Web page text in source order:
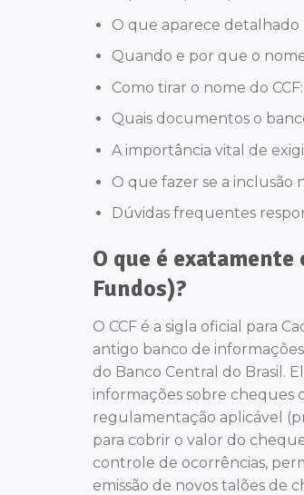
O que aparece
Quando e por que o
Como tirar o nome do
Quais documentos o
A importância vital de
O que fazer se a inclusão
Dúvidas frequentes
O que é
Fundos)?
O CCF é a sigla oficial para
antigo banco de
do Banco Central do Brasil.
informações sobre cheques
regulamentação aplicável
para cobrir o valor do
controle de ocorrências,
emissão de novos talões de